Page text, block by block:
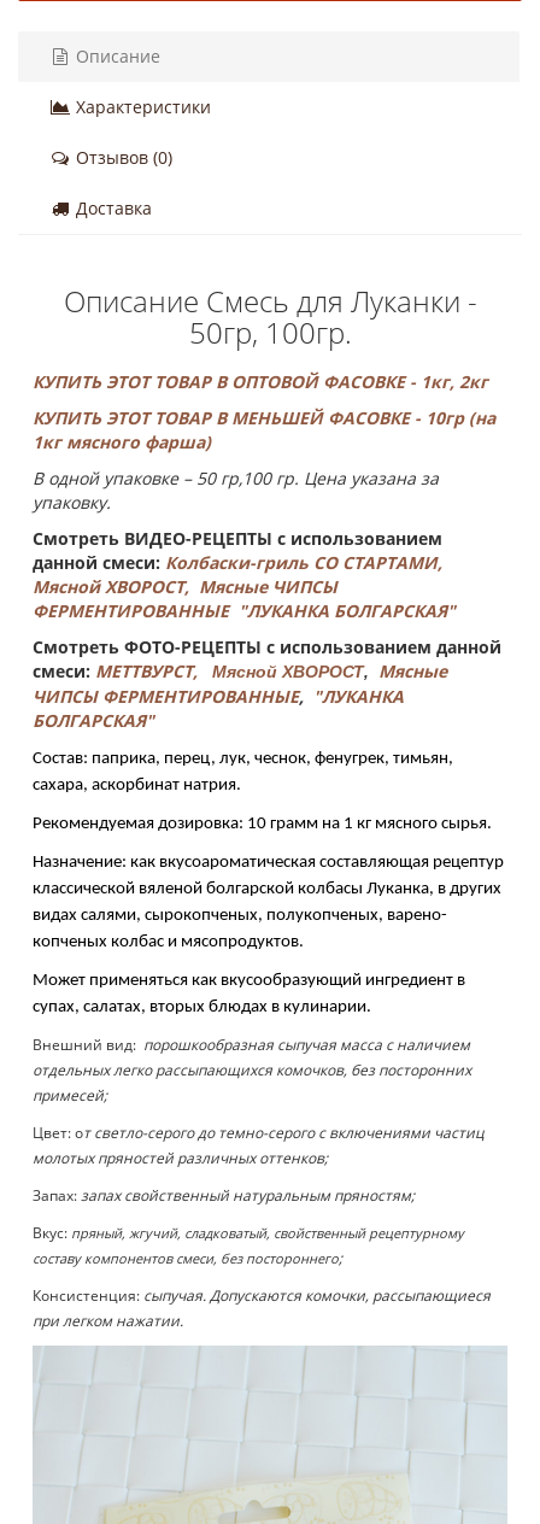
Описание
Характеристики
Отзывов (0)
Доставка
Описание Смесь для Луканки -
50гр, 100гр.
КУПИТЬ ЭТОТ ТОВАР В ОПТОВОЙ ФАСОВКЕ - 1кг, 2кг
КУПИТЬ ЭТОТ ТОВАР В МЕНЬШЕЙ ФАСОВКЕ - 10гр (на
1кг мясного фарша)
В одной упаковке – 50 гр,100 гр. Цена указана за
упаковку.
Смотреть ВИДЕО-РЕЦЕПТЫ с использованием
данной смеси: Колбаски-гриль СО СТАРТАМИ,
Мясной ХВОРОСТ, Мясные ЧИПСЫ
ФЕРМЕНТИРОВАННЫЕ "ЛУКАНКА БОЛГАРСКАЯ"
Смотреть ФОТО-РЕЦЕПТЫ с использованием данной
смеси: МЕТТВУРСТ, Мясной ХВОРОСТ,
Мясные
ЧИПСЫ ФЕРМЕНТИРОВАННЫЕ, "ЛУКАНКА
БОЛГАРСКАЯ"
Состав: паприка, перец, лук, чеснок, фенугрек, тимьян,
сахара, аскорбинат натрия.
Рекомендуемая дозировка: 10 грамм на 1 кг мясного сырья.
Назначение: как вкусоароматическая составляющая рецептур
классической вяленой болгарской колбасы Луканка, в других
видах салями, сырокопченых, полукопченых, варено-
копченых колбас и мясопродуктов.
Может применяться как вкусообразующий ингредиент в
супах, салатах, вторых блюдах в кулинарии.
Внешний вид: порошкообразная сыпучая масса с наличием
отдельных легко рассыпающихся комочков, без посторонних
примесей;
Цвет: от светло-серого до темно-серого с включениями частиц
молотых пряностей различных оттенков;
Запах:запах свойственный натуральным пряностям;
Вкус: пряный, жгучий, сладковатый, свойственный рецептурному
составу компонентов смеси, без постороннего;
Консистенция: сыпучая. Допускаются комочки, рассыпающиеся
при легком нажатии.